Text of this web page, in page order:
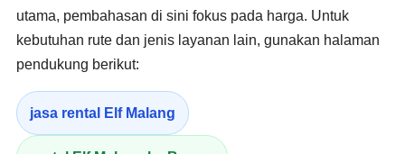
utama, pembahasan di sini fokus pada harga. Untuk
kebutuhan rute dan jenis layanan lain, gunakan halaman
pendukung berikut:
jasa rental Elf Malang